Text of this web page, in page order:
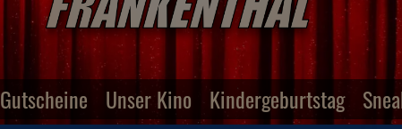
Gutscheine Unser Kino Kindergeburtstag